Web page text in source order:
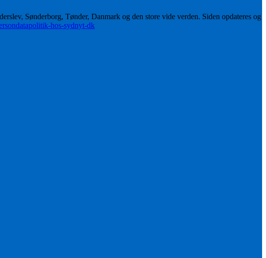
Sønderborg, Tønder, Danmark og den store vide verden. Siden opdateres og
hos-sydnyt-dk